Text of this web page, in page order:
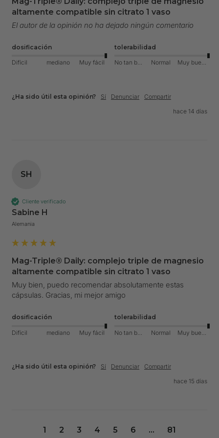
altamente compatible sin citrato 1 vaso
El autor de la opinión no ha dejado ningún comentario
dosificación
Difícil mediano Muy fácil
tolerabilidad
No tan bueno Normal Muy bueno
¿Ha sido útil esta opinión? Sí Denunciar
Compartir
hace 14 días
SH
Cliente verificado
Sabine H
Alemania
Mag-Triple® Daily: complejo triple de magnesio
altamente compatible sin citrato 1 vaso
Muy bien, puedo recomendar absolutamente estas
cápsulas. Gracias, mi mejor amigo
dosificación
Difícil mediano Muy fácil
tolerabilidad
Normal Muy bueno
¿Ha sido útil esta opinión? Sí Denunciar
Compartir
hace 15 días
1 2 3 4 5 6 ... 81